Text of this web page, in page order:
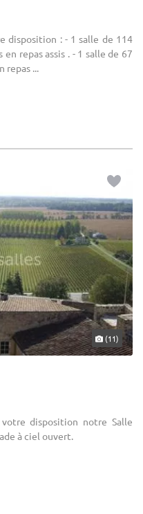
disposition : - 1 salle de 114
repas assis . - 1 salle de 67
repas ...
(11)
disposition notre Salle
à ciel ouvert.